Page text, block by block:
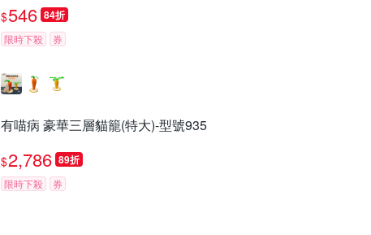
$546 84折
限時下殺 券
有喵病 豪華三層貓籠(特大)-型號935
$2,786 89折
限時下殺 券